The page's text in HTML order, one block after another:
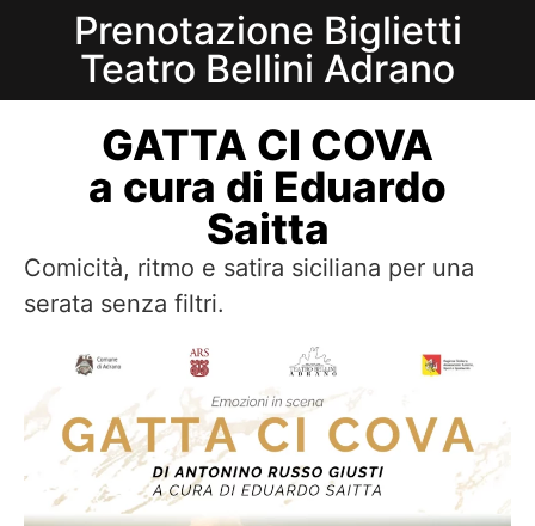
Prenotazione Biglietti
Teatro Bellini Adrano
GATTA CI COVA
a cura di Eduardo
Saitta
Comicità, ritmo e satira siciliana per una
serata senza filtri.